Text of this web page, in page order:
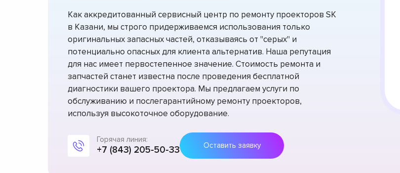
Как аккредитованный сервисный центр по ремонту проекторов SK
в Казани, мы строго придерживаемся использования только
оригинальных запасных частей, отказываясь от "серых" и
потенциально опасных для клиента альтернатив. Наша репутация
для нас имеет первостепенное значение. Стоимость ремонта и
запчастей станет известна после проведения бесплатной
диагностики вашего проектора. Мы предлагаем услуги по
обслуживанию и послегарантийному ремонту проекторов,
используя высокоточное оборудование.
Горячая линия:
+7 (843) 205-50-33 Оставить заявку